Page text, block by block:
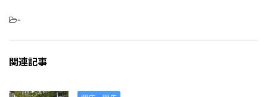
-
関連記事